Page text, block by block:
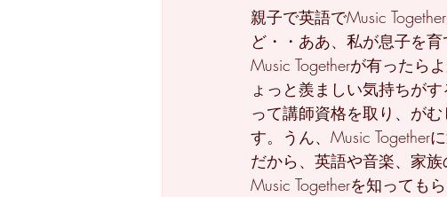
親子で英語でMusic
ど・・ああ、私が息子を
Music Togetherが有ったら
ょっと羨ましい気持ちが
って講師資格を取り、が
す。うん、Music Together
だから、英語や音楽、家
Music Togetherを知っても